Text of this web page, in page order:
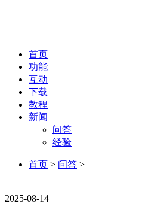
首页
功能
互动
下载
教程
新闻
问答
经验
首页 > 问答 >
2025-08-14